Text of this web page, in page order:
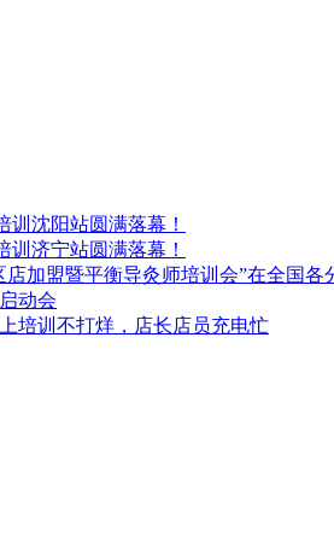
训沈阳站圆满落幕！
训济宁站圆满落幕！
加盟暨平衡导灸师培训会”在全国各
动会
培训不打烊，店长店员充电忙